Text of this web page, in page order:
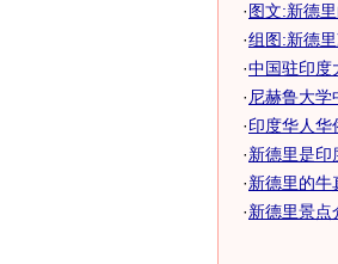
·图文:新德
·组图:新德
·中国驻印度
· 尼赫鲁大学
·印度华人华
·新德里是印
·新德里的牛
·新德里景点